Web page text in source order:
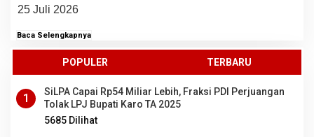
25 Juli 2026
Baca Selengkapnya
POPULER TERBARU
1
SiLPA Capai Rp54 Miliar Lebih, Fraksi PDI Perjuangan
Tolak LPJ Bupati Karo TA 2025
5685 Dilihat